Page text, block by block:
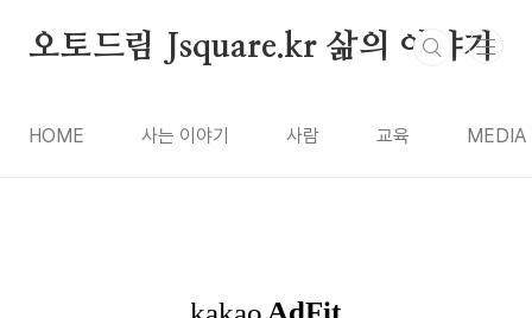
오토드림 Jsquare.kr 삶의 이야기
HOME 사는 이야기 사람 교육 MEDIA